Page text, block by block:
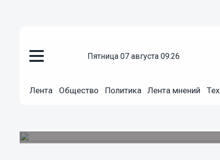
пятница 07 августа 09:26
Лента Общество Политика Лента мнений
Осужденный по делу об